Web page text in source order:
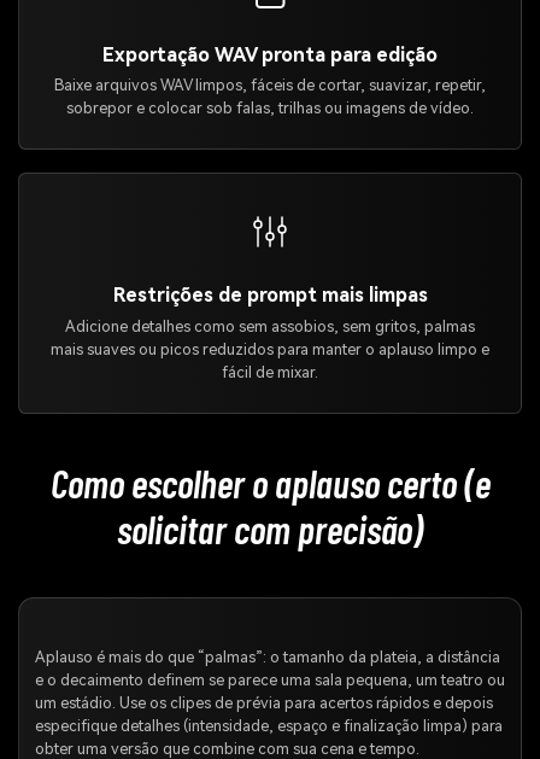
Exportação WAV pronta para edição
Baixe arquivos WAV limpos, fáceis de cortar, suavizar, repetir,
sobrepor e colocar sob falas, trilhas ou imagens de vídeo.
Restrições de prompt mais limpas
Adicione detalhes como sem assobios, sem gritos, palmas
mais suaves ou picos reduzidos para manter o aplauso limpo e
fácil de mixar.
Como escolher o aplauso certo (e
solicitar com precisão)
Aplauso é mais do que “palmas”: o tamanho da plateia, a distância
e o decaimento definem se parece uma sala pequena, um teatro ou
um estádio. Use os clipes de prévia para acertos rápidos e depois
especifique detalhes (intensidade, espaço e finalização limpa) para
obter uma versão que combine com sua cena e tempo.